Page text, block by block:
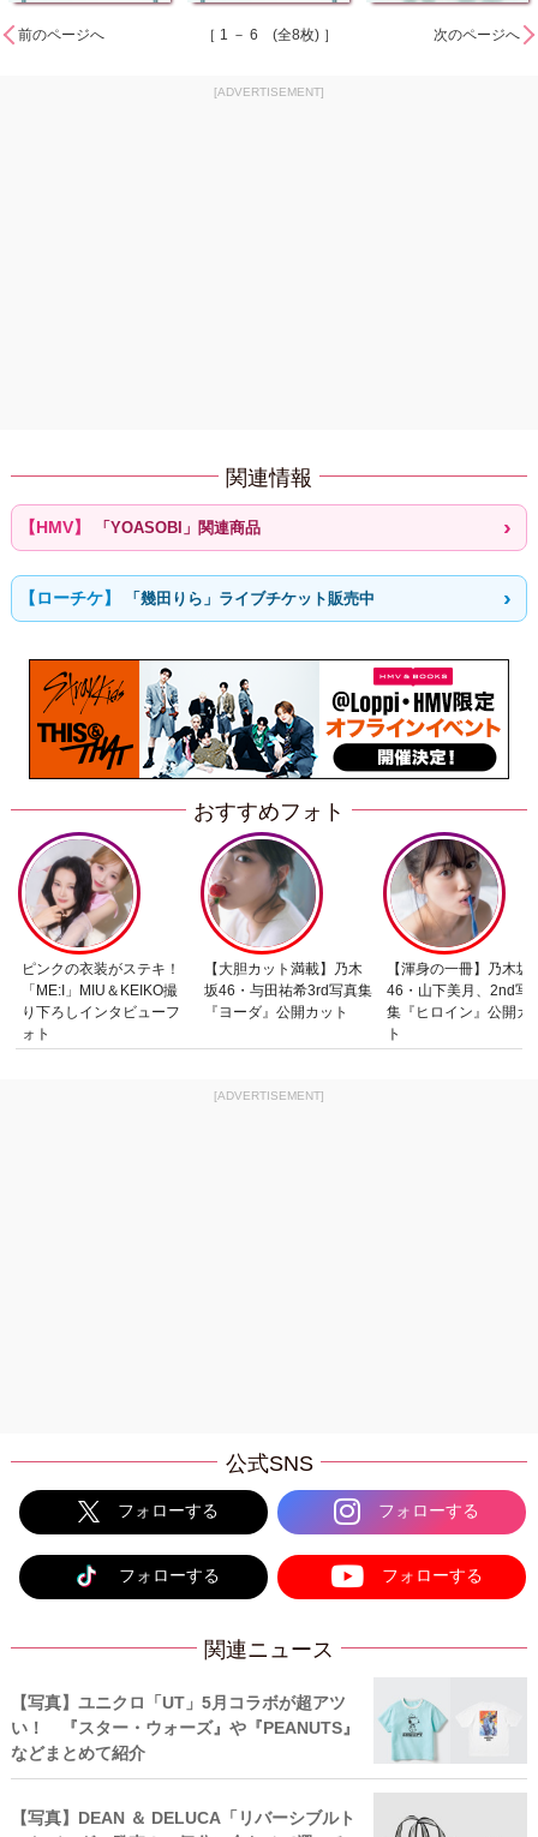
前のページへ ［ 1 － 6 (全8枚) ］ 次のページへ
[ADVERTISEMENT]
関連情報
「YOASOBI」関連商品
「幾田りら」ライブチケット販売中
おすすめフォト
ピンクの衣装がステキ！
「ME:I」MIU＆KEIKO撮
り下ろしインタビューフ
ォト
【大胆カット満載】乃木
坂46・与田祐希3rd写真集
『ヨーダ』公開カット
【渾身の一冊】乃木坂
46・山下美月、2nd写
集『ヒロイン』公開カ
ト
[ADVERTISEMENT]
公式SNS
フォローする フォローする
フォローする フォローする
関連ニュース
【写真】ユニクロ「UT」5月コラボが超アツ
い！ 『スター・ウォーズ』や『PEANUTS』
などまとめて紹介
【写真】DEAN ＆ DELUCA「リバーシブルト